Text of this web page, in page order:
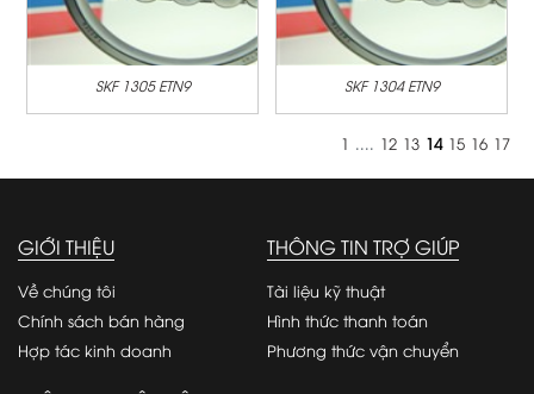
SKF 1305 ETN9 SKF 1304 ETN9
1 .... 12 13 14 15 16 17
GIỚI THIỆU
Về chúng tôi
Chính sách bán hàng
Hợp tác kinh doanh
THÔNG TIN TRỢ GIÚP
Tài liệu kỹ thuật
Hình thức thanh toán
Phương thức vận chuyển